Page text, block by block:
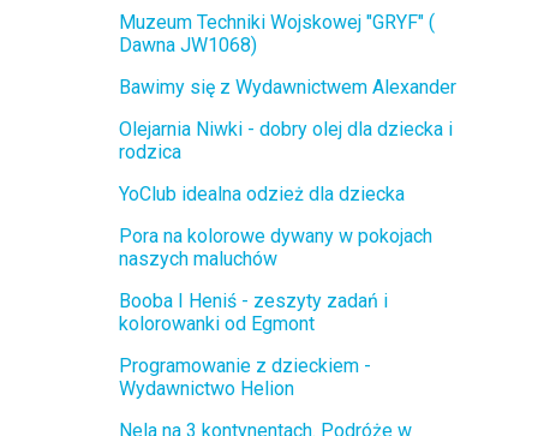
Muzeum Techniki Wojskowej "GRYF" (
Dawna JW1068)
Bawimy się z Wydawnictwem Alexander
Olejarnia Niwki - dobry olej dla dziecka i
rodzica
YoClub idealna odzież dla dziecka
Pora na kolorowe dywany w pokojach
naszych maluchów
Booba I Heniś - zeszyty zadań i
kolorowanki od Egmont
Programowanie z dzieckiem -
Wydawnictwo Helion
Nela na 3 kontynentach. Podróże w